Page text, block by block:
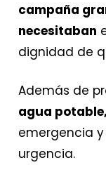
campaña
necesitaban
dignidad de
Además de
agua potable,
emergencia
urgencia.